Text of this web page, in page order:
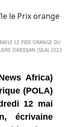
LE PRIX ORANGE DU
D'ABIDJAN (SILA) 2023
Africa)
(POLA)
12 mai
écrivaine